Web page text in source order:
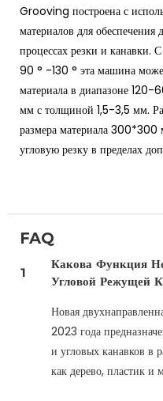
Grooving построена с
материалов для обеспечения
процессах резки и канавки.
90 ° -130 ° эта машина
материала в диапазоне
мм с толщиной 1,5-3,5 мм.
размера материала 300*300
угловую резку в пределах
FAQ
1
Какова Функция
Угловой Режущей
Новая
2023 года
и угловых канавков в
как дерево, пластик и